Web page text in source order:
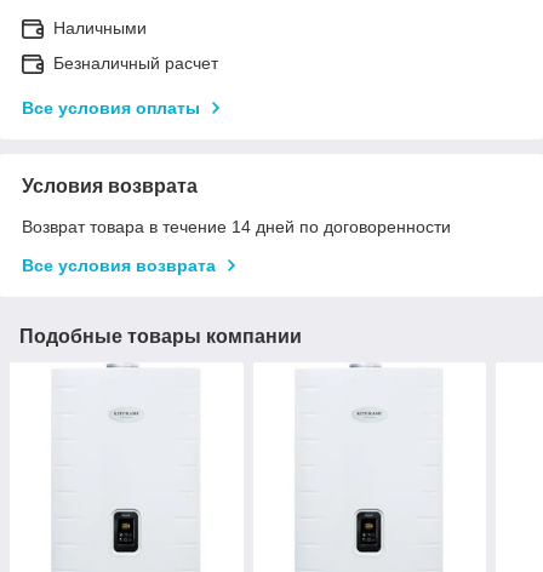
Наличными
Безналичный расчет
Все условия оплаты
Условия возврата
Возврат товара в течение 14 дней по договоренности
Все условия возврата
Подобные товары компании